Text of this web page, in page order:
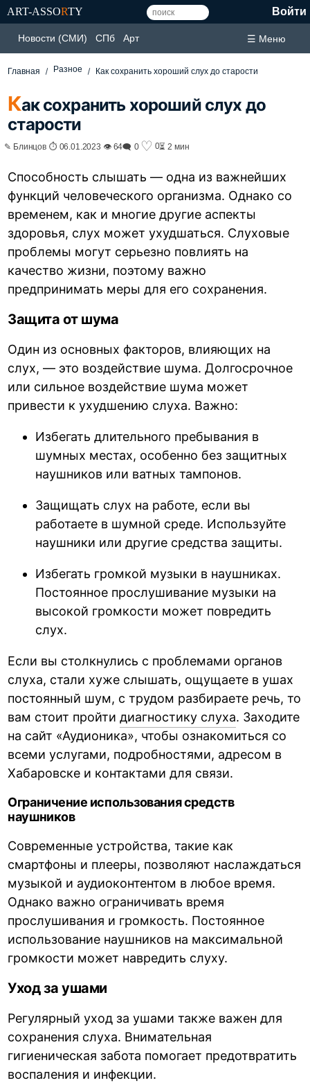
ART-ASSORTY Войти
Новости (СМИ) СПб Арт ☰ Меню
Главная Разное Как сохранить хороший слух до старости
Как сохранить хороший слух до
старости
✎ Блинцов ⏱ 06.01.2023 👁 64🗨 0 ♡ 0⏳ 2 мин
Способность слышать — одна из важнейших
функций человеческого организма. Однако со
временем, как и многие другие аспекты
здоровья, слух может ухудшаться. Слуховые
проблемы могут серьезно повлиять на
качество жизни, поэтому важно
предпринимать меры для его сохранения.
Защита от шума
Один из основных факторов, влияющих на
слух, — это воздействие шума. Долгосрочное
или сильное воздействие шума может
привести к ухудшению слуха. Важно:
Избегать длительного пребывания в
шумных местах, особенно без защитных
наушников или ватных тампонов.
Защищать слух на работе, если вы
работаете в шумной среде. Используйте
наушники или другие средства защиты.
Избегать громкой музыки в наушниках.
Постоянное прослушивание музыки на
высокой громкости может повредить
слух.
Если вы столкнулись с проблемами органов
слуха, стали хуже слышать, ощущаете в ушах
постоянный шум, с трудом разбираете речь, то
вам стоит пройтидиагностику слуха. Заходите
на сайт «Аудионика», чтобы ознакомиться со
всеми услугами, подробностями, адресом в
Хабаровске и контактами для связи.
Ограничение использования средств
наушников
Современные устройства, такие как
смартфоны и плееры, позволяют наслаждаться
музыкой и аудиоконтентом в любое время.
Однако важно ограничивать время
прослушивания и громкость. Постоянное
использование наушников на максимальной
громкости может навредить слуху.
Уход за ушами
Регулярный уход за ушами также важен для
сохранения слуха. Внимательная
гигиеническая забота помогает предотвратить
воспаления и инфекции.